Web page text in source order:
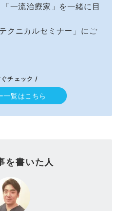
一流治療家」を一緒に目
クニカルセミナー」にご
チェック /
一覧はこちら
を書いた人